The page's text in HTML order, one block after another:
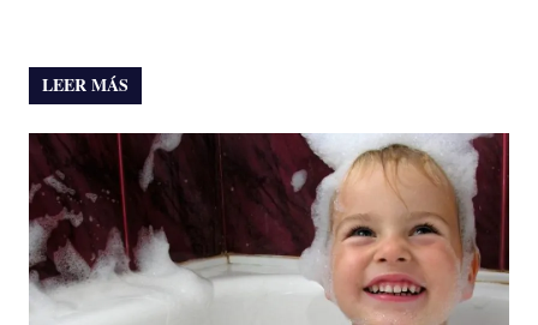
LEER MÁS